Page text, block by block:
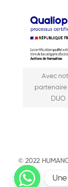
Avec
partenaire
DUO
© 2022